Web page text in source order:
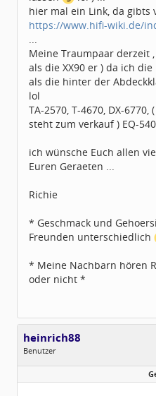
hier mal ein Link, da gibts
https://www.hifi-wiki.de/
...
Meine Traumpaar derzeit ,
als die XX90 er ) da ich
als die hinter der
lol
TA-2570, T-4670, DX-
steht zum verkauf ) EQ-
ich wünsche Euch allen
Euren Geraeten ...
Richie
* Geschmack und
Freunden unterschiedlich
* Meine Nachbarn hören
oder nicht *
heinrich88
Benutzer
Geschlecht:
keine Angabe
Dabei seit:
12 / 2018